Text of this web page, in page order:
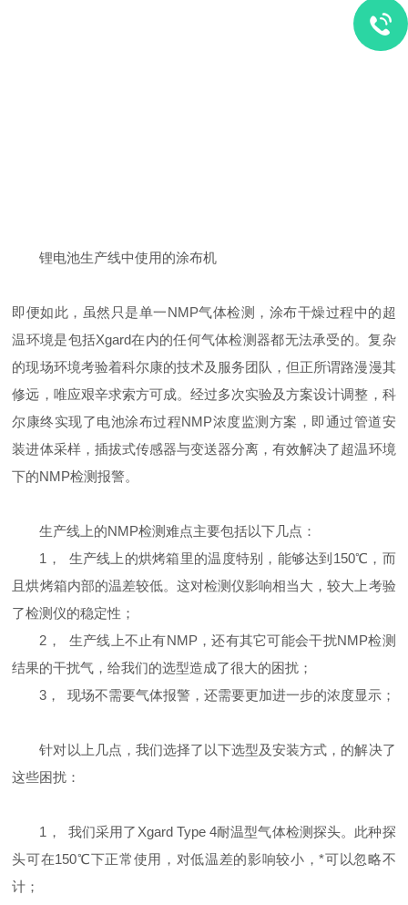
锂电池生产线中使用的涂布机
即便如此，虽然只是单一NMP气体检测，涂布干燥过程中的超
温环境是包括Xgard在内的任何气体检测器都无法承受的。复杂
的现场环境考验着科尔康的技术及服务团队，但正所谓路漫漫其
修远，唯应艰辛求索方可成。经过多次实验及方案设计调整，科
尔康终实现了电池涂布过程NMP浓度监测方案，即通过管道安
装进体采样，插拔式传感器与变送器分离，有效解决了超温环境
下的NMP检测报警。
生产线上的NMP检测难点主要包括以下几点：
1，
生产线上的烘烤箱里的温度特别，能够达到 150℃ ，而
且烘烤箱内部的温差较低。这对检测仪影响相当大，较大上考验
了检测仪的稳定性；
2，
生产线上不止有NMP，还有其它可能会干扰NMP检测
结果的干扰气，给我们的选型造成了很大的困扰；
3，
现场不需要气体报警，还需要更加进一步的浓度显示；
针对以上几点，我们选择了以下选型及安装方式，的解决了
这些困扰：
1， 我们采用了 Xgard Type 4耐温型气体检测探头。此种探
头可在150℃下正常使用，对低温差的影响较小，*可以忽略不
计；